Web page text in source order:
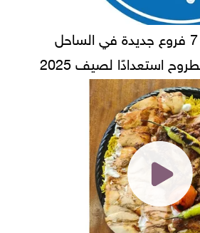
"بلبن" تعلن افتتاح 7 فروع جديدة في الساحل
استعدادًا لصيف 2025